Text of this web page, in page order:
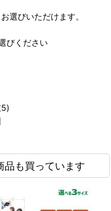
選びいただけます。
びください
品も買っています